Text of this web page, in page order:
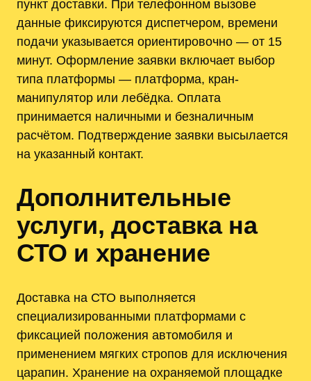
пункт доставки. При телефонном вызове
данные фиксируются диспетчером, времени
подачи указывается ориентировочно — от 15
минут. Оформление заявки включает выбор
типа платформы — платформа, кран-
манипулятор или лебёдка. Оплата
принимается наличными и безналичным
расчётом. Подтверждение заявки высылается
на указанный контакт.
Дополнительные
услуги, доставка на
СТО и хранение
Доставка на СТО выполняется
специализированными платформами с
фиксацией положения автомобиля и
применением мягких стропов для исключения
царапин. Хранение на охраняемой площадке